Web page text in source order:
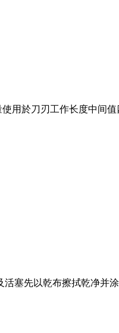
用於刀刃工作长度中间
塞先以乾布擦拭乾净并